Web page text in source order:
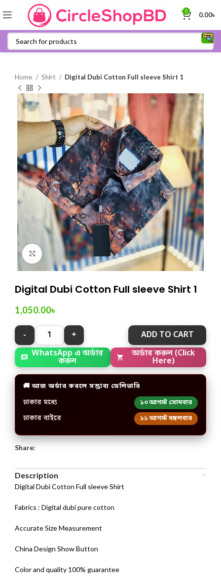
0 0.00৳
Home Shirt Digital Dubi Cotton Full sleeve Shirt 1
Click to enlarge
Digital Dubi Cotton Full sleeve Shirt 1
1,050.00৳
ADD TO CART
WhatsApp এ অর্ডার
করুন
অর্ডার করুন (Click
Here)
🚚 আজ অর্ডার করলে সম্ভাব্য ডেলিভারি
ঢাকার মধ্যে ১০ আগস্ট সোমবার
ঢাকার বাইরে ১১ আগস্ট মঙ্গলবার
Share:
Description
Digital Dubi Cotton Full sleeve Shirt
Fabrics : Digital dubi pure cotton
Accurate Size Measurement
China Design Show Button
Color and quality 100% guarantee